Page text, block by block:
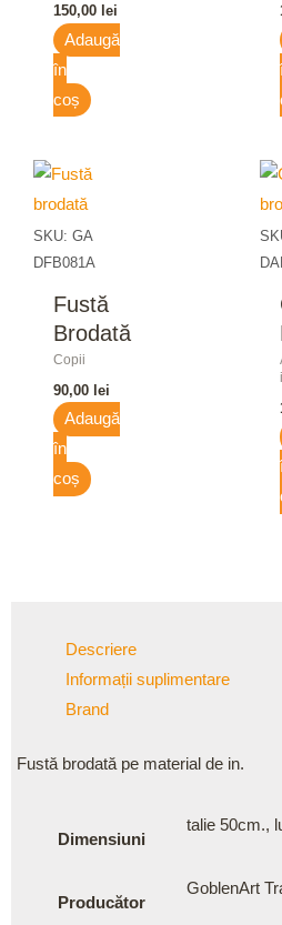
150,00 lei
Adaugă
în
coș
SKU: GA
DFB081A
Fustă
Brodată
Copii
90,00 lei
Adaugă
în
coș
Descriere
Informații suplimentare
Brand
Fustă brodată pe material de in.
Dimensiuni
talie 50cm.,
Producător
GoblenArt